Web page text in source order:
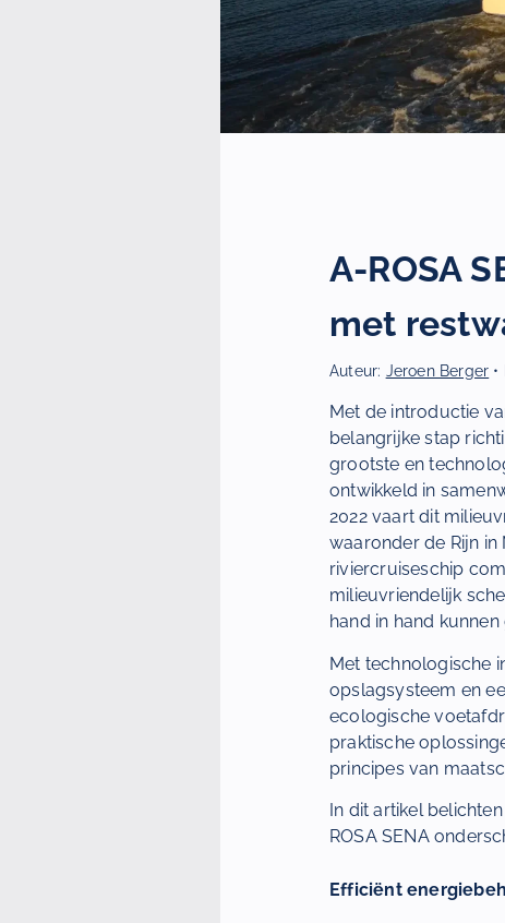
A-ROSA
met
Auteur: Jeroen Berger
Met de introductie
belangrijke stap
grootste en
ontwikkeld in
2022 vaart dit
waaronder de Rijn
riviercruiseschip
milieuvriendelijk
hand in hand kunnen
Met technologische
opslagsysteem en
ecologische
praktische
principes van
In dit artikel
ROSA SENA
Efficiënt